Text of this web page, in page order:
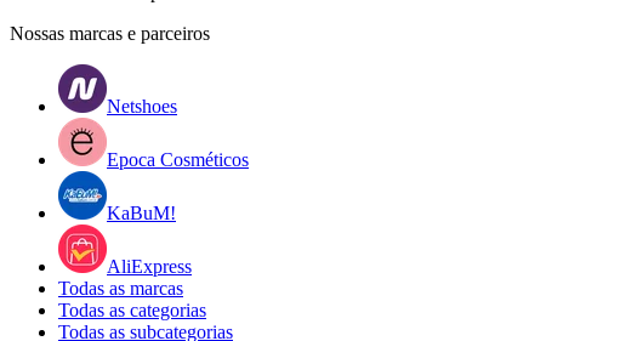
Nossas marcas e parceiros
Netshoes
Epoca Cosméticos
KaBuM!
AliExpress
Todas as marcas
Todas as categorias
Todas as subcategorias